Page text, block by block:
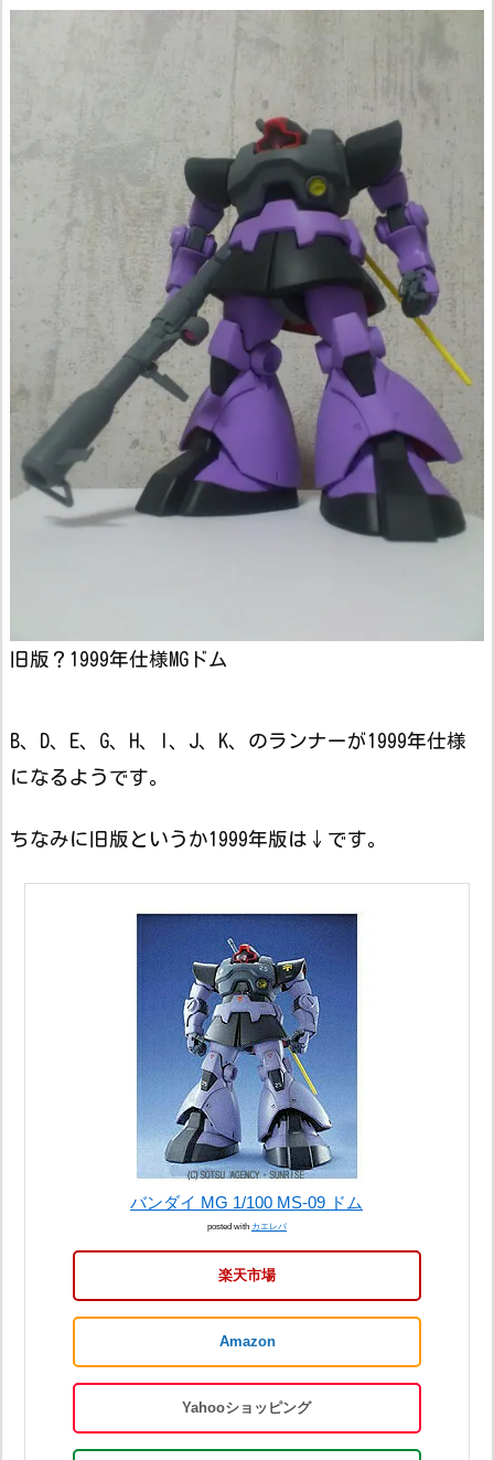
旧版？1999年仕様MGドム
B、D、E、G、H、I、J、K、のランナーが1999年仕様
になるようです。
ちなみに旧版というか1999年版は↓です。
バンダイ MG 1/100 MS-09 ドム
posted with カエレバ
楽天市場
Amazon
Yahooショッピング